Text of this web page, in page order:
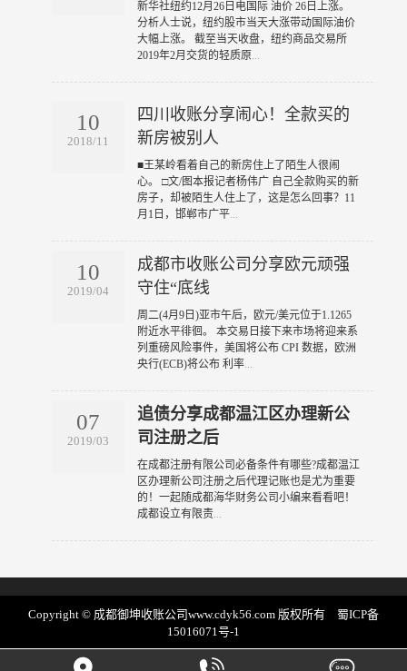
​新华社纽约12月26日电国际 油价 26日上涨。
分析人士说，纽约股市当天大涨带动国际油价
大幅上涨。 截至当天收盘，纽约商品交易所
2019年2月交货的轻质原...
10
2018/11
四川收账分享闹心！全款买的
新房被别人
​■王某岭看着自己的新房住上了陌生人很闹
心。 □文/图本报记者杨伟广 自己全款购买的新
房子，却被陌生人住上了，这是怎么回事？11
月1日，邯郸市广平...
10
2019/04
成都市收账公司分享欧元顽强
守住“底线
​周二(4月9日)亚市午后，欧元/美元位于1.1265
附近水平徘徊。 本交易日接下来市场将迎来系
列重磅风险事件，美国将公布 CPI 数据，欧洲
央行(ECB)将公布 利率...
07
2019/03
追债分享成都温江区办理新公
司注册之后
​在成都注册有限公司必备条件有哪些?成都温江
区办理新公司注册之后代理记账也是尤为重要
的！一起随成都海华财务公司小编来看看吧！
成都设立有限责...
Copyright © 成都御坤收账公司www.cdyk56.com 版权所有 蜀ICP备
15016071号-1